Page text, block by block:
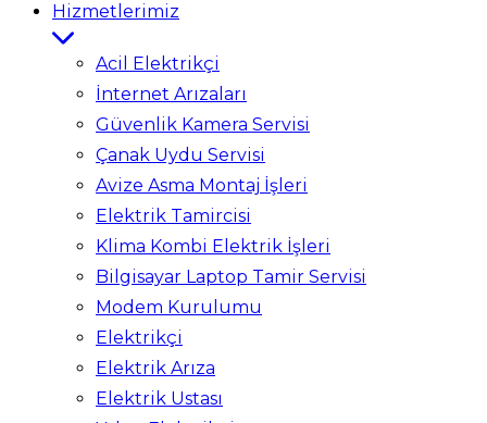
Hizmetlerimiz
Acil Elektrikçi
İnternet Arızaları
Güvenlik Kamera Servisi
Çanak Uydu Servisi
Avize Asma Montaj İşleri
Elektrik Tamircisi
Klima Kombi Elektrik İşleri
Bilgisayar Laptop Tamir Servisi
Modem Kurulumu
Elektrikçi
Elektrik Arıza
Elektrik Ustası